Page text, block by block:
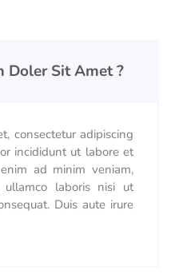
Doler Sit Amet ?
consectetur adipiscing
incididunt ut labore et
ad minim veniam,
ullamco laboris nisi ut
Duis aute irure